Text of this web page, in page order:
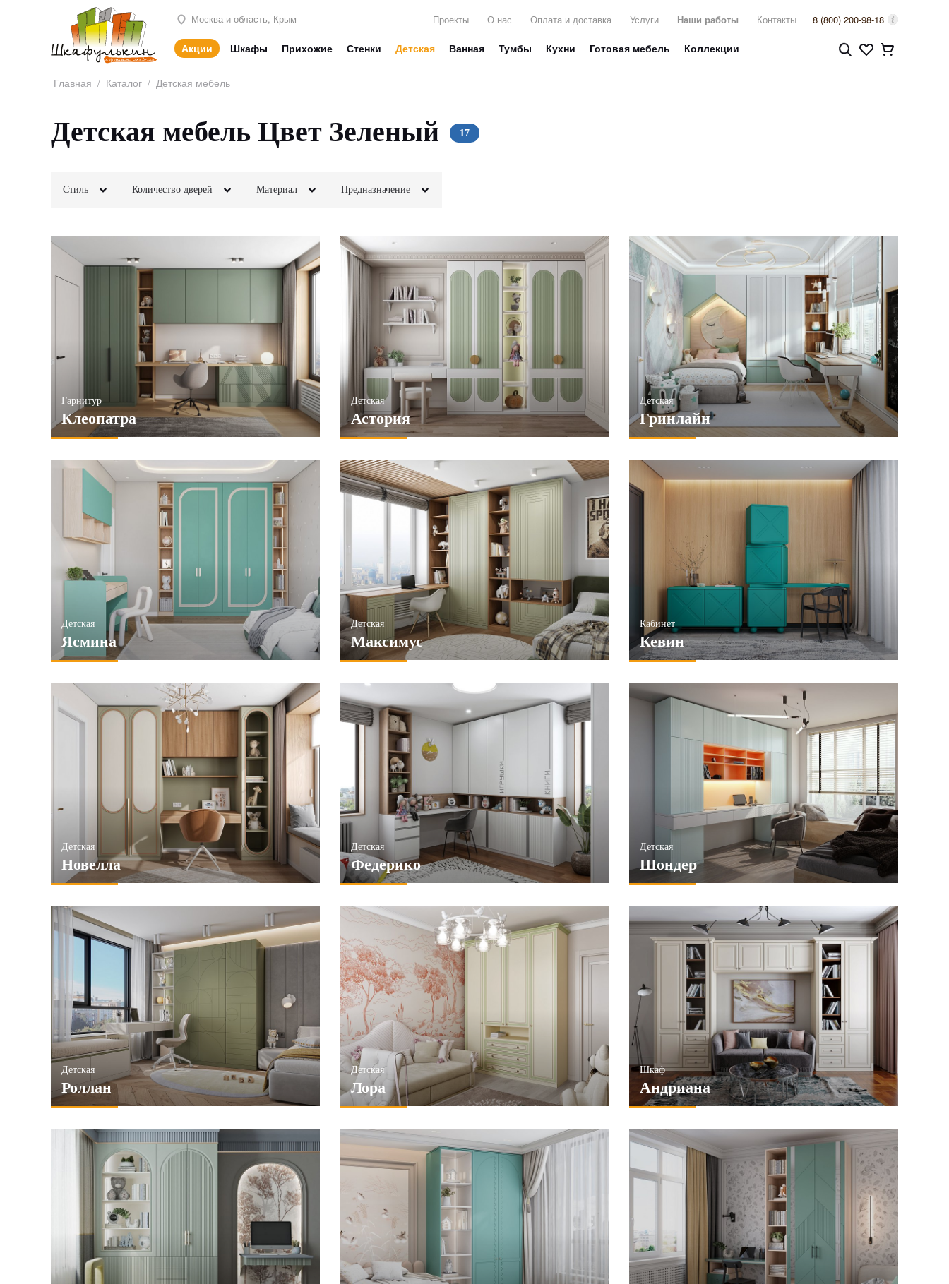
Москва и область, Крым Проекты О нас Оплата и доставка Услуги Наши работы Контакты 8 (800) 200-98-18
Акции Шкафы Прихожие Стенки Детская Ванная Тумбы Кухни Готовая мебель Коллекции
Главная / Каталог / Детская мебель
Стиль
Классика
Неоклассика
Модерн
Лофт
Минимализм
ПРИМЕНИТЬ
Количество дверей
2х створчатые
4х створчатые
6и створчатые
ПРИМЕНИТЬ
Материал
ЛДСП
Фотопечать
Глянец
Матовые
ПРИМЕНИТЬ
Предназначение
Для вещей
Для декора
Для книг
ПРИМЕНИТЬ
Детская мебель Цвет Зеленый
Гарнитур
Клеопатра
Детская
Астория
Детская
Гринлайн
Детская
Ясмина
Детская
Максимус
Кабинет
Кевин
Детская
Новелла
Детская
Федерико
Детская
Шондер
Детская
Роллан
Детская
Лора
Шкаф
Андриана